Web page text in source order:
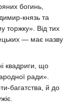
богинь,
князь та
торжку». Від тих
— має назву
квадриги, що
ради».
багатства, й до